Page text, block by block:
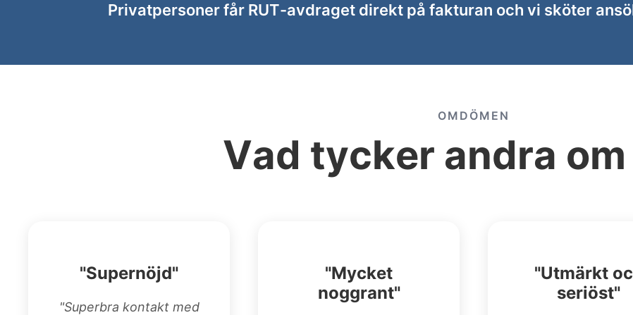
Privatpersoner får RUT-avdraget direkt på fakturan och vi sköter
OMDÖMEN
Vad tycker andra om
"Supernöjd"
"Superbra kontakt med
"Mycket
noggrant"
"Utmärkt
seriöst"